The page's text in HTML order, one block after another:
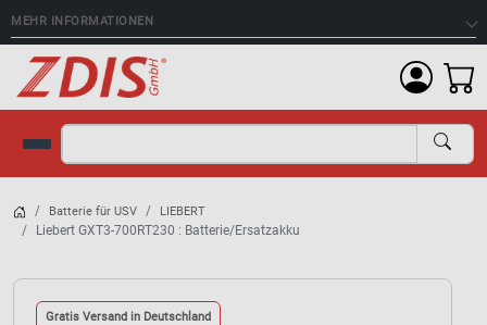
MEHR INFORMATIONEN
Suche
Batterie für USV LIEBERT
Liebert GXT3-700RT230 : Batterie/Ersatzakku
Gratis Versand in Deutschland